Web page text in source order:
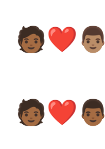
🧑🏾‍❤️‍👨🏽
🧑🏾‍❤️‍👨🏾